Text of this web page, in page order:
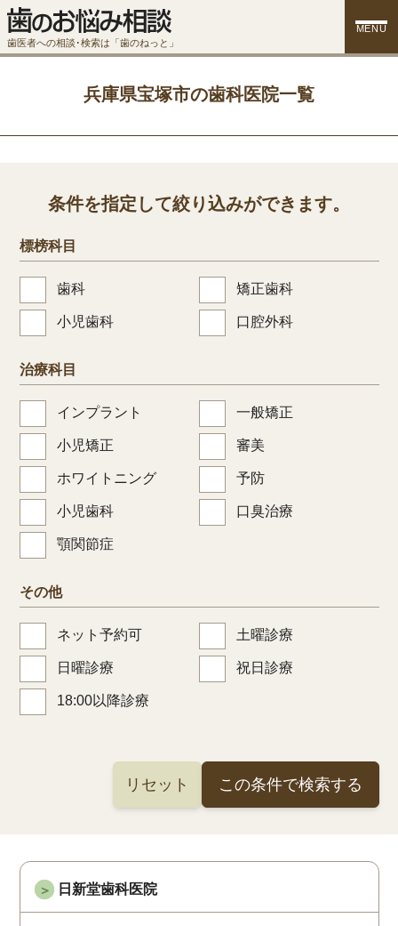
歯医者への相談･検索は「歯のねっと」
MENU
兵庫県宝塚市の歯科医院一覧
条件を指定して絞り込みができます。
標榜科目
歯科 矯正歯科
小児歯科 口腔外科
治療科目
インプラント 一般矯正
小児矯正 審美
ホワイトニング 予防
小児歯科 口臭治療
顎関節症
その他
ネット予約可 土曜診療
日曜診療 祝日診療
18:00以降診療
リセット この条件で検索する
＞ 日新堂歯科医院